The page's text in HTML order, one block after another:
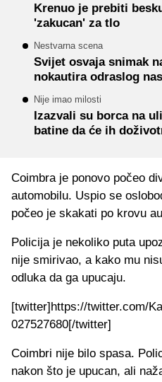
Krenuo je prebiti
'zakucan' za tlo
Nestvarna scena
Svijet osvaja snimak
nokautira odraslog
Nije imao milosti
Izazvali su borca na
batine da će ih
Coimbra je ponovo počeo
automobilu. Uspio se
počeo je skakati po krovu
Policija je nekoliko puta
nije smirivao, a kako mu
odluka da ga upucaju.
[twitter]https://twitter.com/
027527680[/twitter]
Coimbri nije bilo spasa.
nakon što je upucan, ali